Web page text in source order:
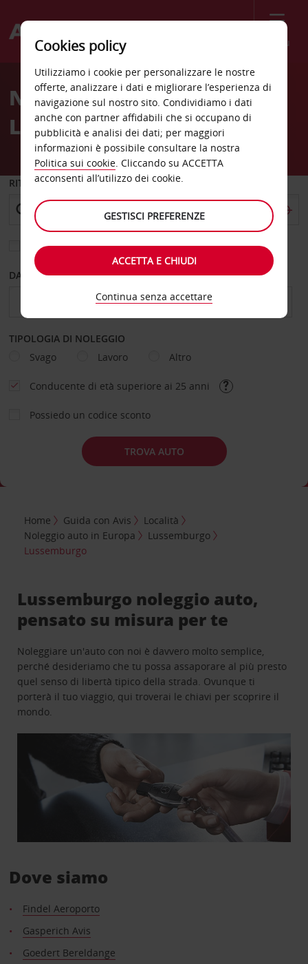
Menù
Welcome
AvisNoleggio auto
Lussemburgo
RITIRO DA
Scegli una località di riconsegna diversa
DAL GIORNO AL GIORNO
TIPOLOGIA DI NOLEGGIO
Svago
Lavoro Altro
Conducente di età superiore ai 25 anni
Possiedo un codice sconto
TROVA AUTO
Home Guida con Avis
Località
Noleggio auto in Europa
Lussemburgo
Lussemburgo
Lussemburgo noleggio auto,
pensato su misura per te
Noleggiare un'auto con noi è davvero molto semplice,
perché desideriamo che tu possa assaporare al più presto
quel senso di libertà tipico della strada. Ovunque ti
porterà il tuo viaggio, qui troverai le chiavi per scoprire il
mondo.
Dove siamo
Findel Aeroporto
Gasperich Avis
Goedert Bereldange
Cookies policy
Utilizziamo i cookie per personalizzare le nostre
offerte, analizzare i dati e migliorare l’esperienza di
navigazione sul nostro sito. Condividiamo i dati
anche con partner affidabili che si occupano di
pubblicità e analisi dei dati; per maggiori
informazioni è possibile consultare la nostra
Politica sui cookie. Cliccando su ACCETTA
acconsenti all’utilizzo dei cookie.
GESTISCI PREFERENZE
ACCETTA E CHIUDI
Continua senza accettare